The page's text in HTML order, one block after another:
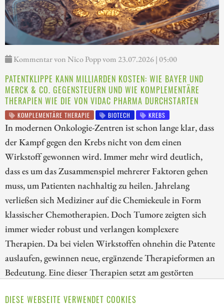
DIESE WEBSEITE VERWENDET COOKIES
Kommentar von Nico Popp vom 23.07.2026 | 05:00
PATENTKLIPPE KANN MILLIARDEN KOSTEN: WIE BAYER UND
MERCK & CO. GEGENSTEUERN UND WIE KOMPLEMENTÄRE
THERAPIEN WIE DIE VON VIDAC PHARMA DURCHSTARTEN
KOMPLEMENTÄRE THERAPIE BIOTECH KREBS
In modernen Onkologie-Zentren ist schon lange klar, dass
der Kampf gegen den Krebs nicht von dem einen
Wirkstoff gewonnen wird. Immer mehr wird deutlich,
dass es um das Zusammenspiel mehrerer Faktoren gehen
muss, um Patienten nachhaltig zu heilen. Jahrelang
verließen sich Mediziner auf die Chemiekeule in Form
klassischer Chemotherapien. Doch Tumore zeigten sich
immer wieder robust und verlangen komplexere
Therapien. Da bei vielen Wirkstoffen ohnehin die Patente
auslaufen, gewinnen neue, ergänzende Therapieformen an
Bedeutung. Eine dieser Therapien setzt am gestörten
Fortschritt. Wir beleuchten den Markt und stellen ein